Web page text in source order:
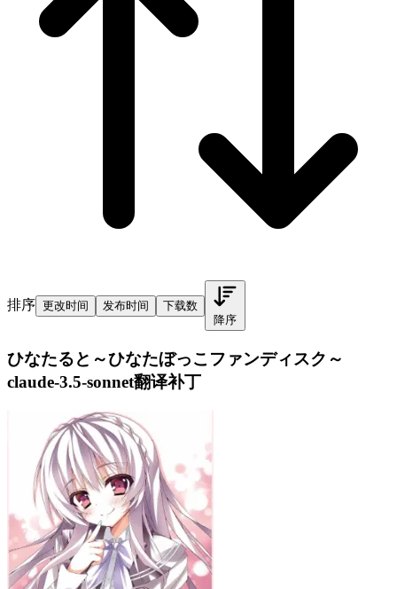
排序 更改时间 发布时间
下载数
降序
ひなたると～ひなたぼっこファンディスク～
claude-3.5-sonnet翻译补丁